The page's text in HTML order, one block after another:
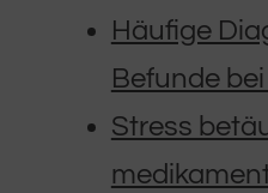
Häufige
Befunde
Stress